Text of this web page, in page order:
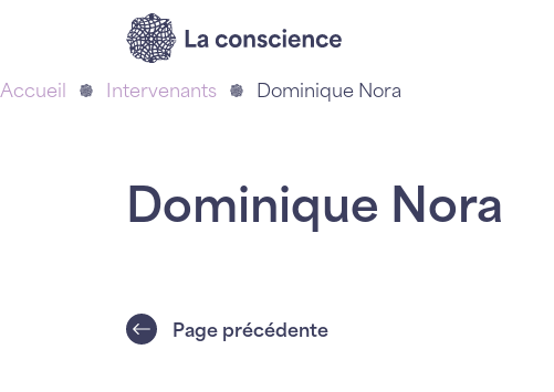
Accueil
Intervenants Dominique Nora
Dominique Nora
Page précédente